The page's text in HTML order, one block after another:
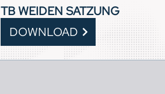
TB WEIDEN SATZUNG
DOWNLOAD